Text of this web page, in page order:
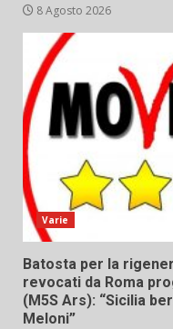
8 Agosto 2026
Varie
Batosta per la
revocati da Roma
(M5S Ars): “Sicilia
Meloni”